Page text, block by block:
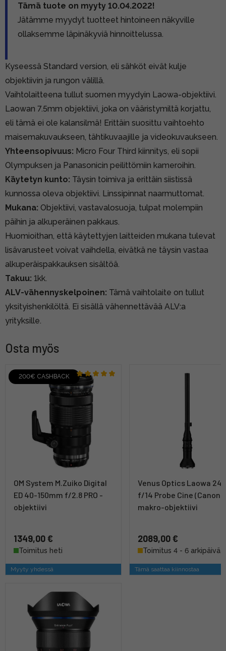
Tämä tuote on myyty 10.04.2022!
Jätämme myydyt tuotteet hintoineen näkyville
ollaksemme läpinäkyviä hinnoittelussa.
Kyseessä Standard version, eli sähköt eivät kulje
objektiivin ja rungon välillä.
Vaihtolaitteena tullut suomen myydyin Laowa-objektiivi.
Laowan 7.5mm objektiivi, joka on vääristymiltä korjattu,
eli tämä ei ole kalansilmä! Erittäin suosittu vaihtoehto
maisemakuvaukseen, tähtikuvaajille ja videokuvaukseen.
Yhteensopivuus: Micro Four Third kiinnitys, eli sopii
Olympuksen ja Panasonicin peilittömiin kameroihin.
Käytetyn kunto: Täysin toimiva ja erittäin siistissä
kunnossa oleva objektiivi. Linssipinnat naarmuttomat.
Mukana: Objektiivi, vastavalosuoja, tulpat molempiin
päihin ja alkuperäinen pakkaus.
Huomioithan, että käytettyjen laitteiden mukana tulevat
lisävarusteet voivat vaihdella, eivätkä ne täysin vastaa
alkuperäispakkauksen sisältöä.
Takuu: 1kk.
ALV-vähennyskelpoinen: Tämä vaihtolaite on tullut
yksityishenkilöltä. Ei sisällä vähennettävää ALV:a
yrityksille.
Osta myös
200€ CASHBACK
OM System M.Zuiko Digital
ED 40-150mm f/2.8 PRO -
objektiivi
1349,00 €
Toimitus heti
Myyty yhdessä
Venus Optics Laowa
f/14 Probe Cine (Canon
makro-objektiivi
2089,00 €
Toimitus 4 - 6 arkipäivää
Tämä saattaa kiinnostaa